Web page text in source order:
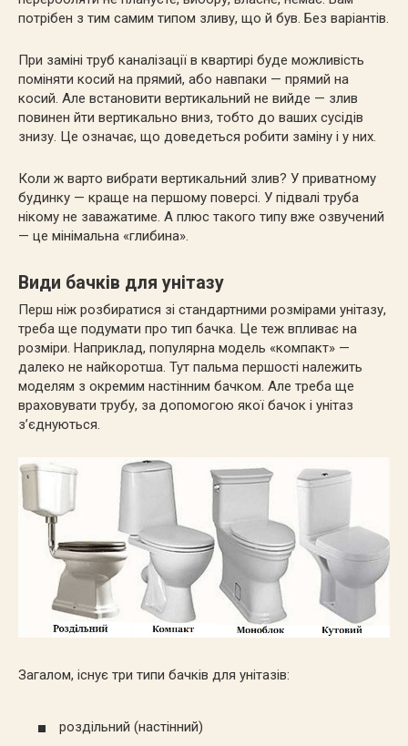
потрібен з тим самим типом зливу, що й був. Без варіантів.
При заміні труб каналізації в квартирі буде можливість
поміняти косий на прямий, або навпаки — прямий на
косий. Але встановити вертикальний не вийде — злив
повинен йти вертикально вниз, тобто до ваших сусідів
знизу. Це означає, що доведеться робити заміну і у них.
Коли ж варто вибрати вертикальний злив? У приватному
будинку — краще на першому поверсі. У підвалі труба
нікому не заважатиме. А плюс такого типу вже озвучений
— це мінімальна «глибина».
Види бачків для унітазу
Перш ніж розбиратися зі стандартними розмірами унітазу,
треба ще подумати про тип бачка. Це теж впливає на
розміри. Наприклад, популярна модель «компакт» —
далеко не найкоротша. Тут пальма першості належить
моделям з окремим настінним бачком. Але треба ще
враховувати трубу, за допомогою якої бачок і унітаз
з’єднуються.
Загалом, існує три типи бачків для унітазів:
роздільний (настінний)